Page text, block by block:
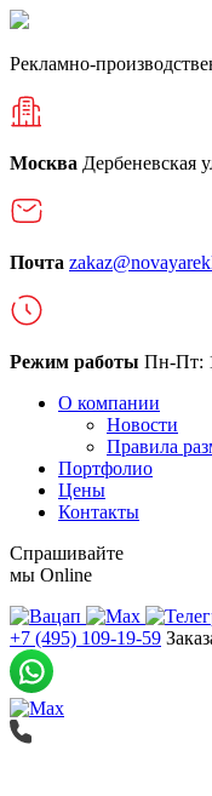
Рекламно-
Москва Дербеневская
Почта
Режим работы Пн-Пт:
О компании
Новости
Правила
Портфолио
Цены
Контакты
Спрашивайте
мы Online
+7 (495) 109-19-59